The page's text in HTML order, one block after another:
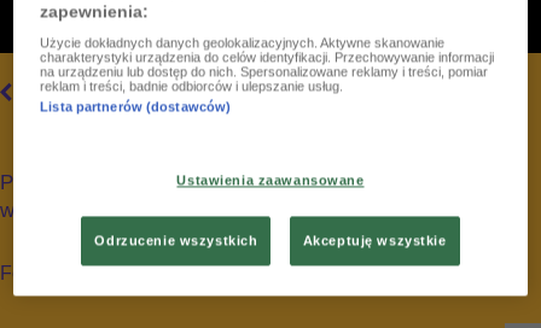
6/21 WSZYSTKIE
Polskie Radio Dzieciom podczas akcji "Z głową w górach"
w Wiśle_12-13 stycznia 2024
Foto: PR
zapewnienia:
Użycie dokładnych danych geolokalizacyjnych. Aktywne skanowanie
charakterystyki urządzenia do celów identyfikacji. Przechowywanie informacji
na urządzeniu lub dostęp do nich. Spersonalizowane reklamy i treści, pomiar
reklam i treści, badnie odbiorców i ulepszanie usług.
Lista partnerów (dostawców)
Ustawienia zaawansowane
Odrzucenie wszystkich Akceptuję wszystkie